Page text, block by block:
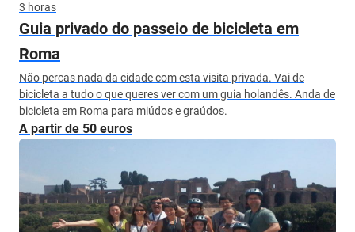
3 horas
Guia privado do passeio de bicicleta em
Roma
Não percas nada da cidade com esta visita privada. Vai de
bicicleta a tudo o que queres ver com um guia holandês. Anda de
bicicleta em Roma para miúdos e graúdos.
A partir de 50 euros